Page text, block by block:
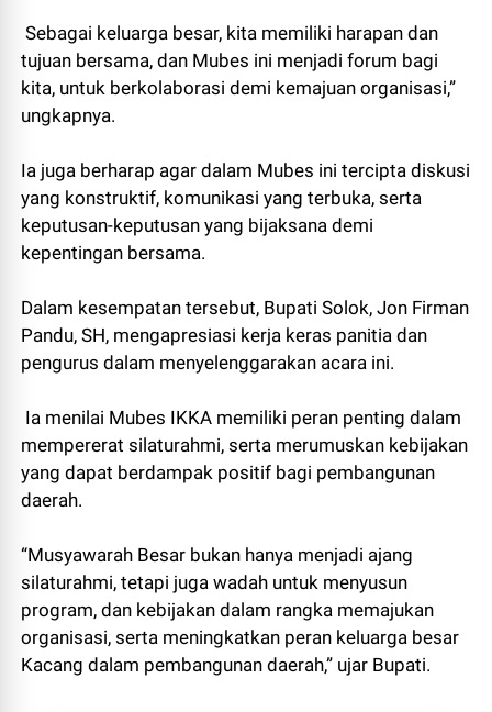
Sebagai keluarga besar, kita memiliki harapan dan
tujuan bersama, dan Mubes ini menjadi forum bagi
kita, untuk berkolaborasi demi kemajuan organisasi,”
ungkapnya.
Ia juga berharap agar dalam Mubes ini tercipta diskusi
yang konstruktif, komunikasi yang terbuka, serta
keputusan-keputusan yang bijaksana demi
kepentingan bersama.
Dalam kesempatan tersebut, Bupati Solok, Jon Firman
Pandu, SH, mengapresiasi kerja keras panitia dan
pengurus dalam menyelenggarakan acara ini.
Ia menilai Mubes IKKA memiliki peran penting dalam
mempererat silaturahmi, serta merumuskan kebijakan
yang dapat berdampak positif bagi pembangunan
daerah.
“Musyawarah Besar bukan hanya menjadi ajang
silaturahmi, tetapi juga wadah untuk menyusun
program, dan kebijakan dalam rangka memajukan
organisasi, serta meningkatkan peran keluarga besar
Kacang dalam pembangunan daerah,” ujar Bupati.